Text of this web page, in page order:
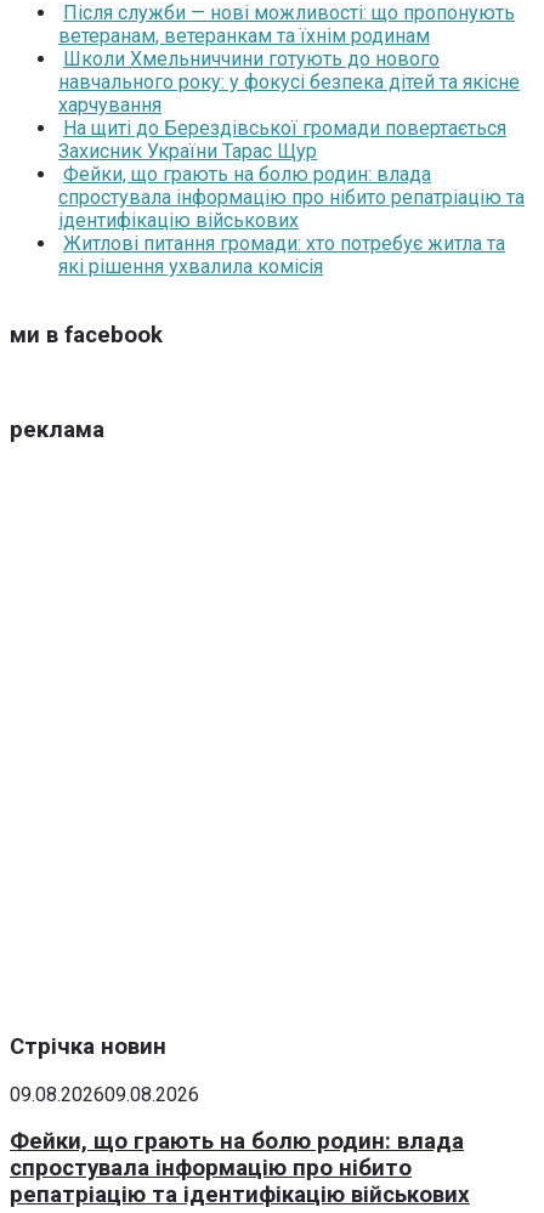
Після служби — нові можливості: що пропонують
ветеранам, ветеранкам та їхнім родинам
Школи Хмельниччини готують до нового
навчального року: у фокусі безпека дітей та якісне
харчування
На щиті до Берездівської громади повертається
Захисник України Тарас Щур
Фейки, що грають на болю родин: влада
спростувала інформацію про нібито репатріацію та
ідентифікацію військових
Житлові питання громади: хто потребує житла та
які рішення ухвалила комісія
ми в facebook
реклама
Стрічка новин
09.08.202609.08.2026
Фейки, що грають на болю родин: влада
спростувала інформацію про нібито
репатріацію та ідентифікацію військових